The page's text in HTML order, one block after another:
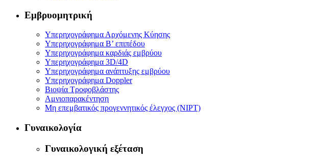
Εμβρυομητρική
Υπερηχογράφημα Αρχόμενης Κύησης
Υπερηχογράφημα Β’ επιπέδου
Υπερηχογράφημα καρδιάς εμβρύου
Υπερηχογράφημα 3D/4D
Υπερηχογράφημα ανάπτυξης εμβρύου
Υπερηχογράφημα Doppler
Βιοψία Τροφοβλάστης
Αμνιοπαρακέντηση
Μη επεμβατικός προγεννητικός έλεγχος (NIPT)
Γυναικολογία
Γυναικολογική εξέταση